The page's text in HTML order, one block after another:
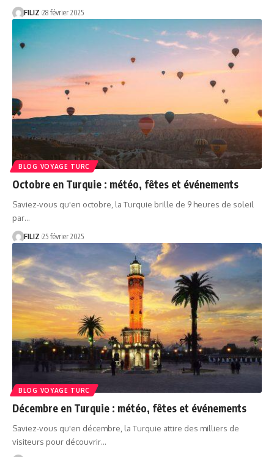
FILIZ 28 février 2025
BLOG VOYAGE TURC
Octobre en Turquie : météo, fêtes et événements
Saviez-vous qu'en octobre, la Turquie brille de 9 heures de soleil
par…
FILIZ 25 février 2025
BLOG VOYAGE TURC
Décembre en Turquie : météo, fêtes et événements
Saviez-vous qu'en décembre, la Turquie attire des milliers de
visiteurs pour découvrir…